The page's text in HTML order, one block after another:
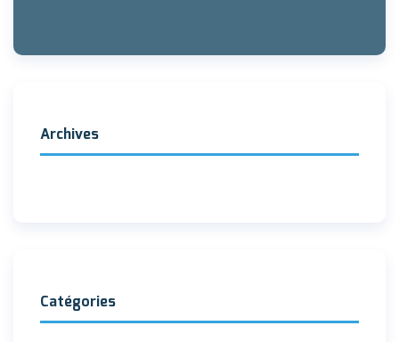
Archives
Catégories